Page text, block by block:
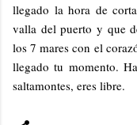
llegado la hora de
valla del puerto y que
los 7 mares con el
llegado tu momento.
saltamontes, eres libre.